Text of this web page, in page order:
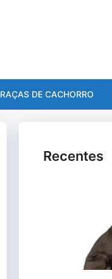
RAÇAS DE CACHORRO
Recentes